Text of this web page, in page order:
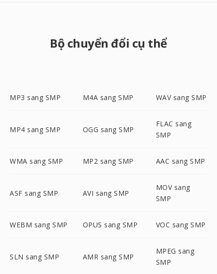
Bộ chuyển đổi cụ thể
MP3 sang SMP M4A sang SMP WAV sang SMP
MP4 sang SMP OGG sang SMP
FLAC sang
SMP
WMA sang SMP MP2 sang SMP AAC sang SMP
ASF sang SMP AVI sang SMP
MOV sang
SMP
WEBM sang SMP OPUS sang SMP VOC sang SMP
SLN sang SMP AMR sang SMP
MPEG sang
SMP